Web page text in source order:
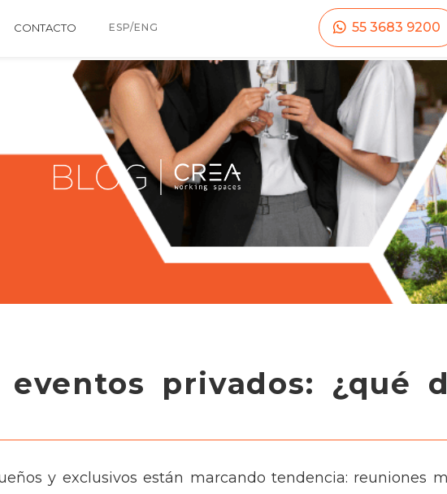
CONTACTO ESP/ENG 55 3683 9200
eventos privados: ¿qué
y exclusivos están marcando tendencia: reuniones